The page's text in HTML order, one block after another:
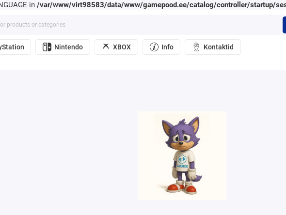
in /var/www/virt98583/data/www/gamepood.ee/catalog/controller/startup/
Nintendo XBOX Info Kontaktid